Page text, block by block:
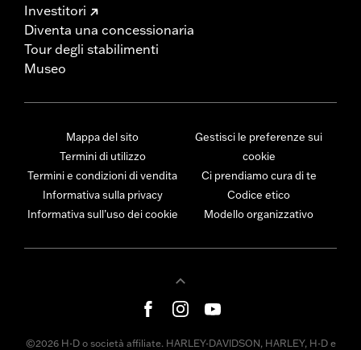
Investitori
Diventa una concessionaria
Tour degli stabilimenti
Museo
Mappa del sito
Termini di utilizzo
Termini e condizioni di vendita
Informativa sulla privacy
Informativa sull’uso dei cookie
Gestisci le preferenze sui
cookie
Ci prendiamo cura di te
Codice etico
Modello organizzativo
©2026 H-D o società affiliate. HARLEY-DAVIDSON, HARLEY, H-D e